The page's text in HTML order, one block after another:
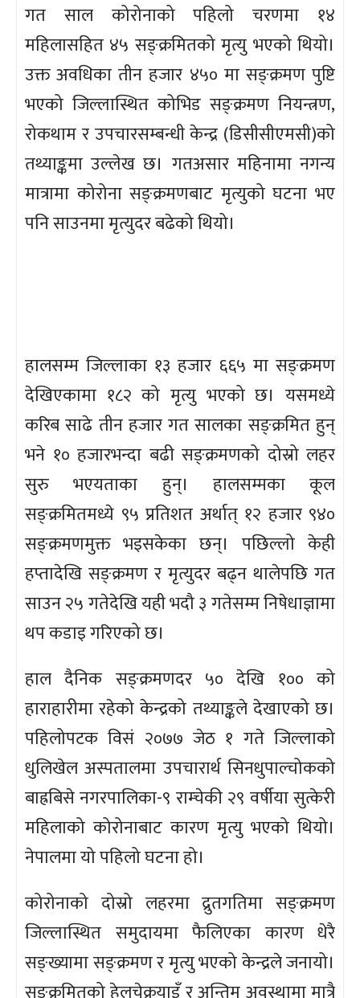
गत साल कोरोनाको पहिलो चरणमा १४
महिलासहित ४५ सङ्क्रमितको मृत्यु भएको थियो।
उक्त अवधिका तीन हजार ४५० मा सङ्क्रमण पुष्टि
भएको जिल्लास्थित कोभिड सङ्क्रमण नियन्त्रण,
रोकथाम र उपचारसम्बन्धी केन्द्र (डिसीसीएमसी)को
तथ्याङ्कमा उल्लेख छ। गतअसार महिनामा नगन्य
मात्रामा कोरोना सङ्क्रमणबाट मृत्युको घटना भए
पनि साउनमा मृत्युदर बढेको थियो।
हालसम्म जिल्लाका १३ हजार ६६५ मा सङ्क्रमण
देखिएकामा १८२ को मृत्यु भएको छ। यसमध्ये
करिब साढे तीन हजार गत सालका सङ्क्रमित हुन्
भने १० हजारभन्दा बढी सङ्क्रमणको दोस्रो लहर
सुरु भएयताका हुन्। हालसम्मका कूल
सङ्क्रमितमध्ये ९५ प्रतिशत अर्थात् १२ हजार ९४०
सङ्क्रमणमुक्त भइसकेका छन्। पछिल्लो केही
हप्तादेखि सङ्क्रमण र मृत्युदर बढ्न थालेपछि गत
साउन २५ गतेदेखि यही भदौ ३ गतेसम्म निषेधाज्ञामा
थप कडाइ गरिएको छ।
हाल दैनिक सङ्क्रमणदर ५० देखि १०० को
हाराहारीमा रहेको केन्द्रको तथ्याङ्कले देखाएको छ।
पहिलोपटक विसं २०७७ जेठ १ गते जिल्लाको
धुलिखेल अस्पतालमा उपचारार्थ सिनधुपाल्चोकको
बाह्रबिसे नगरपालिका-९ राम्चेकी २९ वर्षीया सुत्केरी
महिलाको कोरोनाबाट कारण मृत्यु भएको थियो।
नेपालमा यो पहिलो घटना हो।
कोरोनाको दोस्रो लहरमा द्रुतगतिमा सङ्क्रमण
जिल्लास्थित समुदायमा फैलिएका कारण धेरै
सङ्ख्यामा सङ्क्रमण र मृत्यु भएको केन्द्रले जनायो।